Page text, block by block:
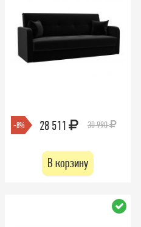
-8% 28 511 30 990
В корзину